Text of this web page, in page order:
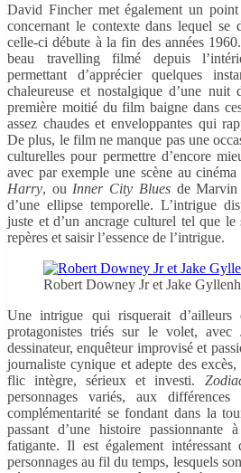
David Fincher met également un point
concernant le contexte dans lequel se
celle-ci débute à la fin des années
beau travelling filmé depuis
permettant d’apprécier quelques
chaleureuse et nostalgique d’une nuit
première moitié du film baigne dans
assez chaudes et enveloppantes qui
De plus, le film ne manque pas une
culturelles pour permettre d’encore
avec par exemple une scène au cinéma
Harry, ou Inner City Bluesde Marvin
d’une ellipse temporelle. L’intrigue
juste et d’un ancrage culturel tel que le
repères et saisir l’essence de l’intrigue.
Robert Downey Jr et Jake
Une intrigue qui risquerait d’ailleurs
protagonistes triés sur le volet, avec
dessinateur, enquêteur improvisé et
journaliste cynique et adepte des
flic intègre, sérieux et investi.
personnages variés, aux
complémentarité se fondant dans la
passant d’une histoire passionnante
fatigante. Il est également
personnages au fil du temps, lesquels